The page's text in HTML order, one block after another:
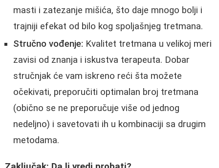
masti i zatezanje mišića, što daje mnogo bolji i
trajniji efekat od bilo kog spoljašnjeg tretmana.
Stručno vođenje: Kvalitet tretmana u velikoj meri
zavisi od znanja i iskustva terapeuta. Dobar
stručnjak će vam iskreno reći šta možete
očekivati, preporučiti optimalan broj tretmana
(obično se ne preporučuje više od jednog
nedeljno) i savetovati ih u kombinaciji sa drugim
metodama.